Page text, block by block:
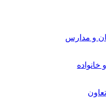
و مدارس
خانواده